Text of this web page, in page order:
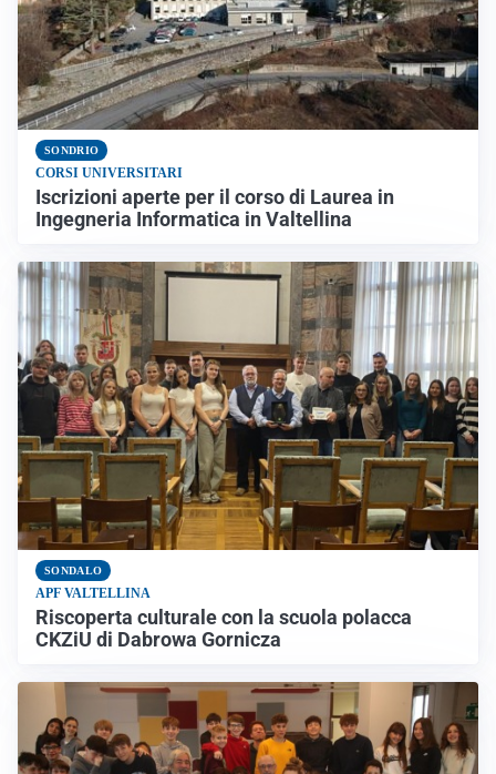
SONDRIO
CORSI UNIVERSITARI
Iscrizioni aperte per il corso di Laurea in
Ingegneria Informatica in Valtellina
SONDALO
APF VALTELLINA
Riscoperta culturale con la scuola polacca
CKZiU di Dabrowa Gornicza